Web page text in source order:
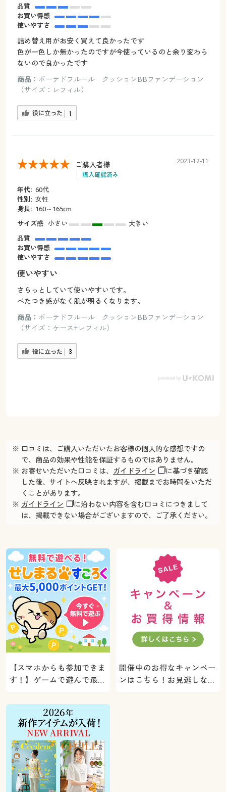
品質
お買い得感
使いやすさ
詰め替え用がお安く買えて良かったです
色が一色しか無かったのですが今使っているのと余り変わら
ないので良かったです
商品： ボーテドフルール クッションBBファンデーション
（サイズ：レフィル）
役に立った 1
ご購入者様
購入確認済み
2023-12-11
年代: 60代
性別: 女性
身長: 160～165cm
サイズ感 小さい
大きい
品質
お買い得感
使いやすさ
使いやすい
さらっとしていて使いやすいです。
べたつき感がなく肌が明るくなります。
商品： ボーテドフルール クッションBBファンデーション
（サイズ：ケース+レフィル）
役に立った 3
※ 口コミは、ご購入いただいたお客様の個人的な感想ですの
で、商品の効果や性能を保証するものではありません。
※ お寄せいただいた口コミは、 ガイドライン
に基づき確認
した後、サイトへ反映されますが、掲載までお時間をいただ
くことがあります。
※ ガイドライン
に沿わない内容を含む口コミにつきまして
は、掲載できない場合がございますので、ご了承ください。
【スマホからも参加できま
す！】ゲームで遊んで最大
ト！
開催中のお得なキャンペー
ンはこちら！お見逃しな